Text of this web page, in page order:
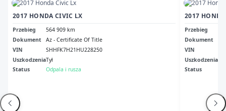
2017 HONDA CIVIC LX
Przebieg
564 909 km
Dokument
Az - Certificate Of Title
VIN
SHHFK7H21HU228250
UszkodzeniaTył
Status
Odpala i rusza
2017
Przebieg
Dokument
VIN
Uszkodzenia
Status